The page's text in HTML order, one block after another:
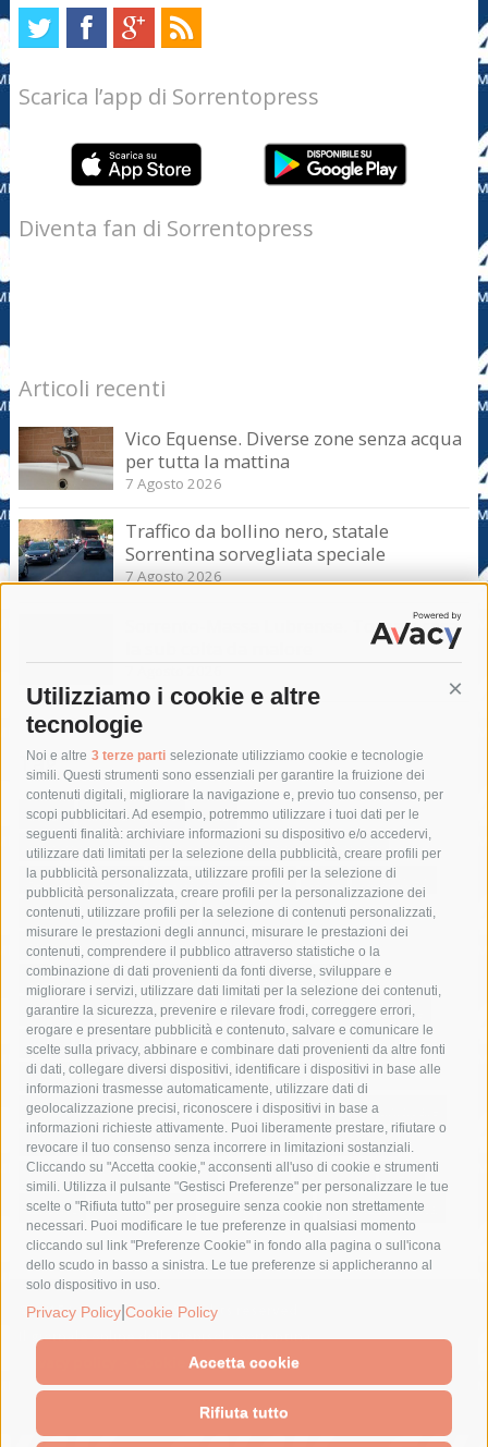
Utilizziamo i cookie e altre
tecnologie
Noi e altre 3 terze parti selezionate utilizziamo cookie e tecnologie
simili. Questi strumenti sono essenziali per garantire la fruizione dei
contenuti digitali, migliorare la navigazione e, previo tuo consenso, per
scopi pubblicitari. Ad esempio, potremmo utilizzare i tuoi dati per le
seguenti finalità: archiviare informazioni su dispositivo e/o accedervi,
utilizzare dati limitati per la selezione della pubblicità, creare profili per
la pubblicità personalizzata, utilizzare profili per la selezione di
pubblicità personalizzata, creare profili per la personalizzazione dei
contenuti, utilizzare profili per la selezione di contenuti personalizzati,
misurare le prestazioni degli annunci, misurare le prestazioni dei
contenuti, comprendere il pubblico attraverso statistiche o la
combinazione di dati provenienti da fonti diverse, sviluppare e
migliorare i servizi, utilizzare dati limitati per la selezione dei contenuti,
garantire la sicurezza, prevenire e rilevare frodi, correggere errori,
erogare e presentare pubblicità e contenuto, salvare e comunicare le
scelte sulla privacy, abbinare e combinare dati provenienti da altre fonti
di dati, collegare diversi dispositivi, identificare i dispositivi in base alle
informazioni trasmesse automaticamente, utilizzare dati di
geolocalizzazione precisi, riconoscere i dispositivi in base a
informazioni richieste attivamente. Puoi liberamente prestare, rifiutare o
revocare il tuo consenso senza incorrere in limitazioni sostanziali.
Cliccando su "Accetta cookie," acconsenti all'uso di cookie e strumenti
simili. Utilizza il pulsante "Gestisci Preferenze" per personalizzare le tue
scelte o "Rifiuta tutto" per proseguire senza cookie non strettamente
necessari. Puoi modificare le tue preferenze in qualsiasi momento
cliccando sul link "Preferenze Cookie" in fondo alla pagina o sull'icona
dello scudo in basso a sinistra. Le tue preferenze si applicheranno al
solo dispositivo in uso.
Privacy Policy Cookie Policy
Accetta cookie
Rifiuta tutto
Scarica l’app di Sorrentopress
Diventa fan di Sorrentopress
Articoli recenti
Vico Equense. Diverse zone senza acqua
per tutta la mattina
7 Agosto 2026
Traffico da bollino nero, statale
Sorrentina sorvegliata speciale
7 Agosto 2026
Sorrento-Massa Lubrense. Torna a casa
Tag
acqua allerta meteo
anas
area marina protetta di punta campanella
arresto
Asl Napoli 3 sud
capitaneria di porto capri
carabinieri
castellammare di stabia
circumvesuviana
comune di sorrento
concerto
contagi
costiera amalfitana
covid-19 eav
elezioni
fondazione sorrento
gori guardia costiera
incidente
lavori
lorenzo balducelli mare
massa lubrense
massimo coppola
Meta napoli
ordinanza
penisola sorrentina
piano di sorrento
polizia municipale
protezione civile
Regione Campania
sant'agnello
sindaco cuomo
sorrento studenti temporali
treni
turismo
Vico Equense villa fiorentino vincenzo de luca
© 2015 SorrentoPress. All rights reserved.
Il giornale online della Penisola Sorrentina
Cookie Policy